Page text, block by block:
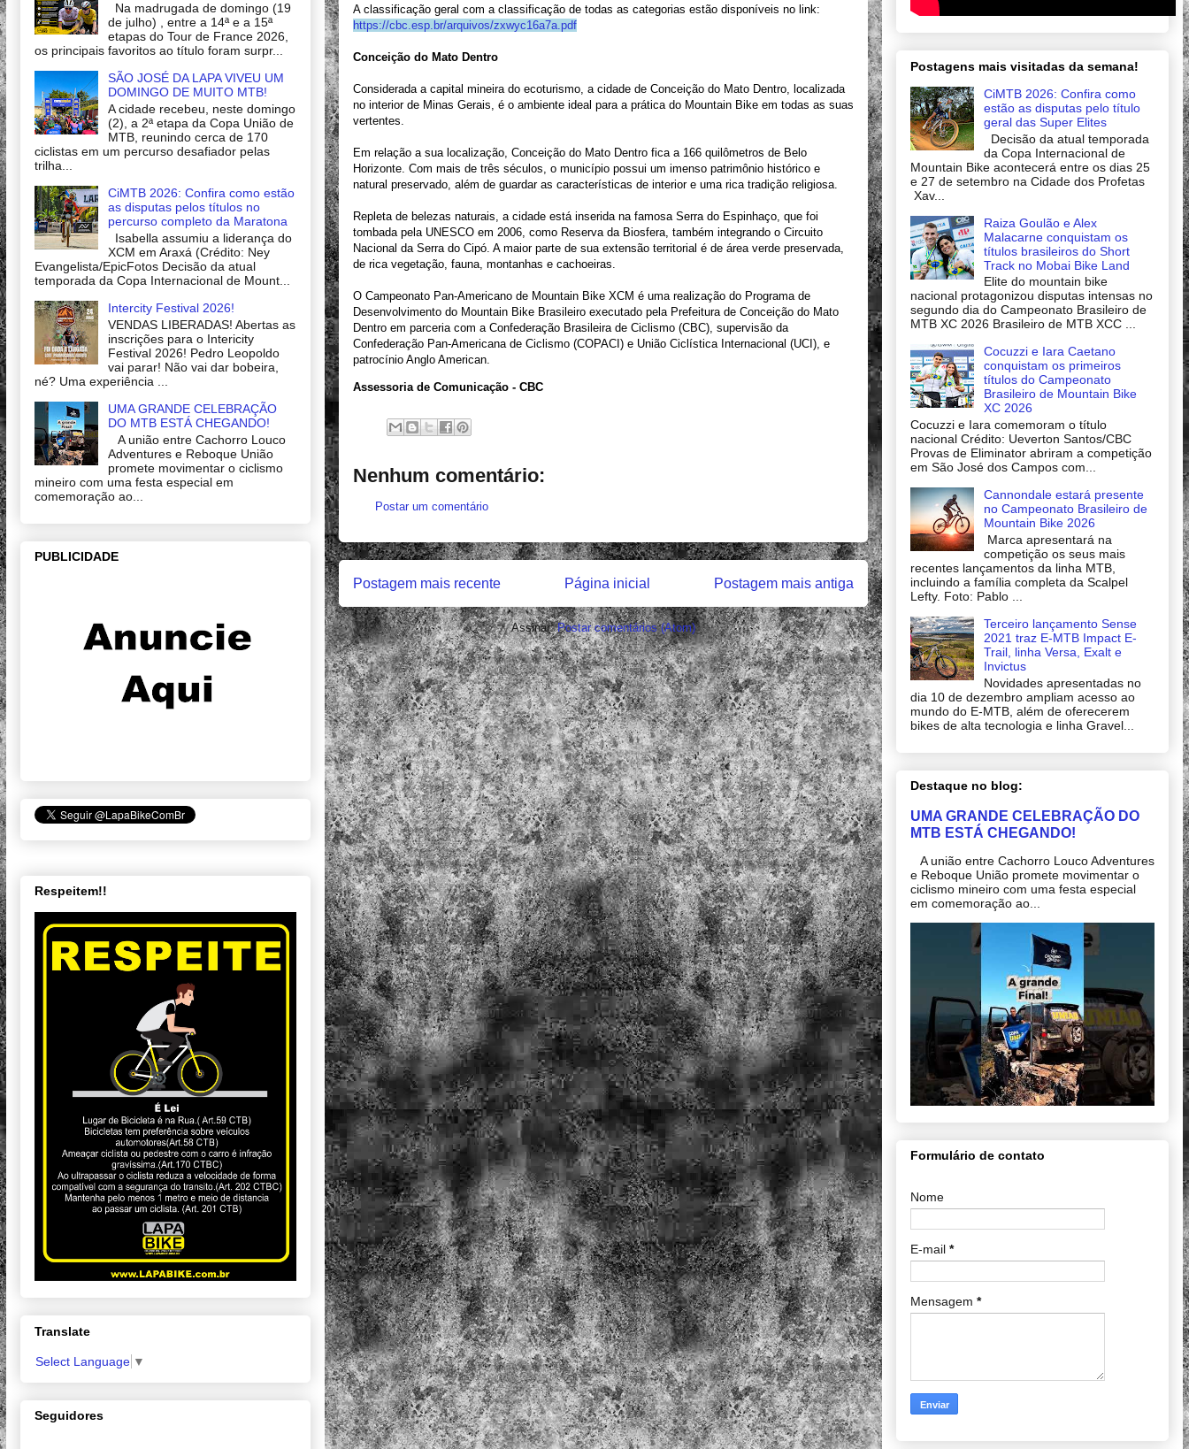
A classificação geral com a classificação de todas as categorias estão disponíveis no link:
https://cbc.esp.br/arquivos/zxwyc16a7a.pdf
Conceição do Mato Dentro
Considerada a capital mineira do ecoturismo, a cidade de Conceição do Mato Dentro, localizada
no interior de Minas Gerais, é o ambiente ideal para a prática do Mountain Bike em todas as suas
vertentes.
Em relação a sua localização, Conceição do Mato Dentro fica a 166 quilômetros de Belo
Horizonte. Com mais de três séculos, o município possui um imenso patrimônio histórico e
natural preservado, além de guardar as características de interior e uma rica tradição religiosa.
Repleta de belezas naturais, a cidade está inserida na famosa Serra do Espinhaço, que foi
tombada pela UNESCO em 2006, como Reserva da Biosfera, também integrando o Circuito
Nacional da Serra do Cipó. A maior parte de sua extensão territorial é de área verde preservada,
de rica vegetação, fauna, montanhas e cachoeiras.
O Campeonato Pan-Americano de Mountain Bike XCM é uma realização do Programa de
Desenvolvimento do Mountain Bike Brasileiro executado pela Prefeitura de Conceição do Mato
Dentro em parceria com a Confederação Brasileira de Ciclismo (CBC), supervisão da
Confederação Pan-Americana de Ciclismo (COPACI) e União Ciclística Internacional (UCI), e
patrocínio Anglo American.
Assessoria de Comunicação - CBC
Nenhum comentário:
Postar um comentário
Postagem mais recente Postagem mais antiga
Página inicial
Assinar:Postar comentários (Atom)
Na madrugada de domingo (19
de julho) , entre a 14ª e a 15ª
etapas do Tour de France 2026,
os principais favoritos ao título foram surpr...
SÃO JOSÉ DA LAPA VIVEU UM
DOMINGO DE MUITO MTB!
A cidade recebeu, neste domingo
(2), a 2ª etapa da Copa União de
MTB, reunindo cerca de 170
ciclistas em um percurso desafiador pelas
trilha...
CiMTB 2026: Confira como estão
as disputas pelos títulos no
percurso completo da Maratona
Isabella assumiu a liderança do
XCM em Araxá (Crédito: Ney
Evangelista/EpicFotos Decisão da atual
temporada da Copa Internacional de Mount...
Intercity Festival 2026!
VENDAS LIBERADAS! Abertas as
inscrições para o Intericity
Festival 2026! Pedro Leopoldo
vai parar! Não vai dar bobeira,
né? Uma experiência ...
UMA GRANDE CELEBRAÇÃO
DO MTB ESTÁ CHEGANDO!
A união entre Cachorro Louco
Adventures e Reboque União
promete movimentar o ciclismo
mineiro com uma festa especial em
comemoração ao...
PUBLICIDADE
Respeitem!!
Translate
Select Language ▼
Seguidores
Postagens mais visitadas da semana!
CiMTB 2026: Confira como
estão as disputas pelo título
geral das Super Elites
Decisão da atual temporada
da Copa Internacional de
Mountain Bike acontecerá entre os dias 25
e 27 de setembro na Cidade dos Profetas
Xav...
Raiza Goulão e Alex
Malacarne conquistam os
títulos brasileiros do Short
Track no Mobai Bike Land
Elite do mountain bike
nacional protagonizou disputas intensas no
segundo dia do Campeonato Brasileiro de
MTB XC 2026 Brasileiro de MTB XCC ...
Cocuzzi e Iara Caetano
conquistam os primeiros
títulos do Campeonato
Brasileiro de Mountain Bike
XC 2026
Cocuzzi e Iara comemoram o título
nacional Crédito: Ueverton Santos/CBC
Provas de Eliminator abriram a competição
em São José dos Campos com...
Cannondale estará presente
no Campeonato Brasileiro de
Mountain Bike 2026
Marca apresentará na
competição os seus mais
recentes lançamentos da linha MTB,
incluindo a família completa da Scalpel
Lefty. Foto: Pablo ...
Terceiro lançamento Sense
2021 traz E-MTB Impact E-
Trail, linha Versa, Exalt e
Invictus
Novidades apresentadas no
dia 10 de dezembro ampliam acesso ao
mundo do E-MTB, além de oferecerem
bikes de alta tecnologia e linha Gravel...
Destaque no blog:
UMA GRANDE CELEBRAÇÃO DO
MTB ESTÁ CHEGANDO!
A união entre Cachorro Louco Adventures
e Reboque União promete movimentar o
ciclismo mineiro com uma festa especial
em comemoração ao...
Formulário de contato
Nome
E-mail *
Mensagem *